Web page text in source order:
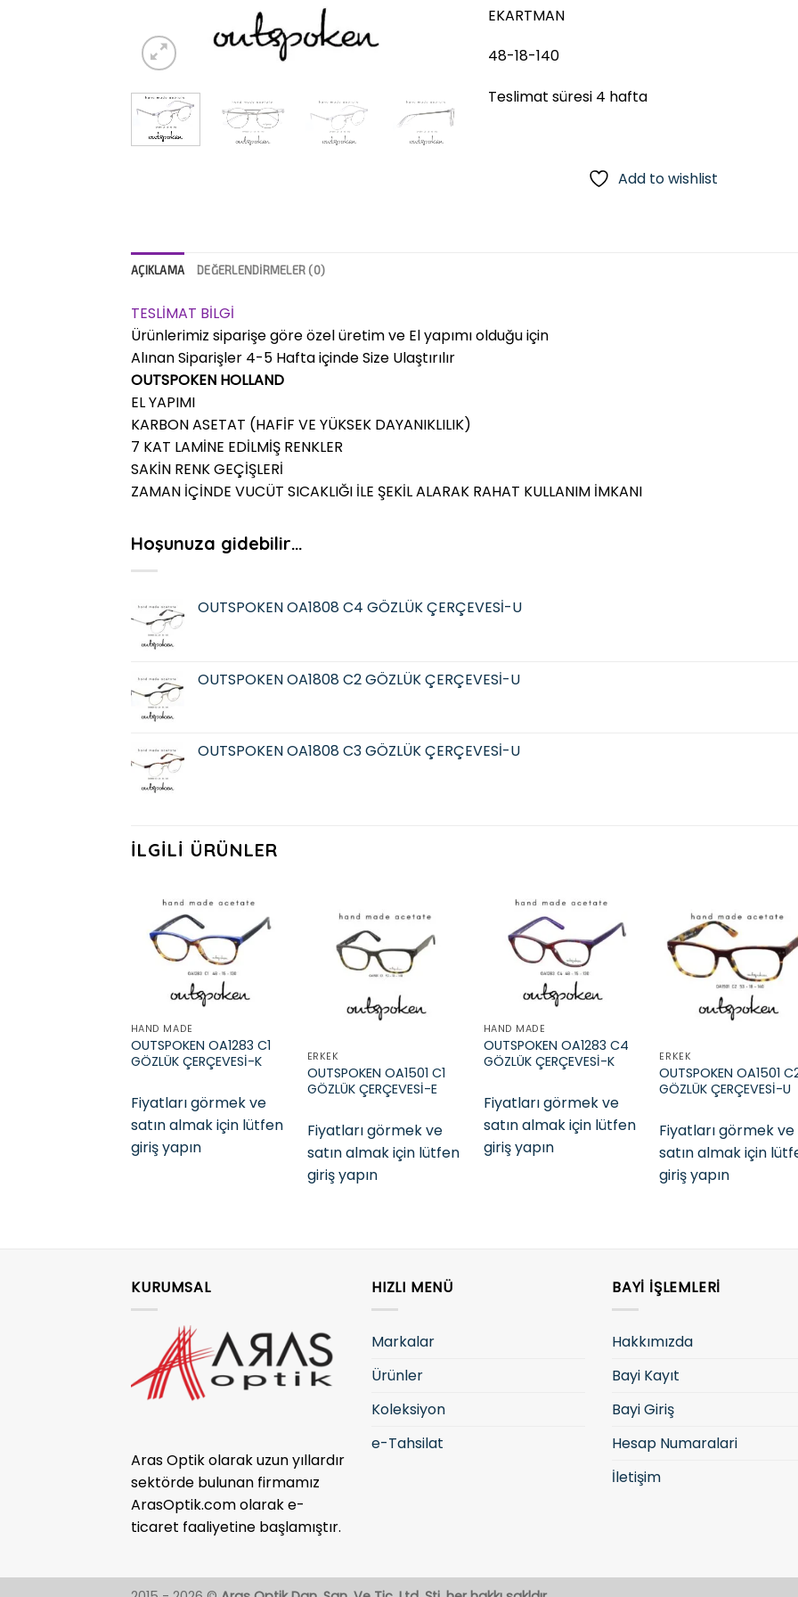
EKARTMAN
48-18-140
Teslimat süresi 4 hafta
Add to wishlist
AÇIKLAMA DEĞERLENDIRMELER (0)
TESLİMAT BİLGİ
Ürünlerimiz siparişe göre özel üretim ve El yapımı olduğu için
Alınan Siparişler 4-5 Hafta içinde Size Ulaştırılır
OUTSPOKEN HOLLAND
EL YAPIMI
KARBON ASETAT (HAFİF VE YÜKSEK DAYANIKLILIK)
7 KAT LAMİNE EDİLMİŞ RENKLER
SAKİN RENK GEÇİŞLERİ
ZAMAN İÇİNDE VUCÜT SICAKLIĞI İLE ŞEKİL ALARAK RAHAT KULLANIM İMKANI
Hoşunuza gidebilir…
OUTSPOKEN OA1808 C4 GÖZLÜK ÇERÇEVESİ-U
OUTSPOKEN OA1808 C2 GÖZLÜK ÇERÇEVESİ-U
OUTSPOKEN OA1808 C3 GÖZLÜK ÇERÇEVESİ-U
İLGILI ÜRÜNLER
HAND MADE
OUTSPOKEN OA1283 C1
GÖZLÜK ÇERÇEVESİ-K
Fiyatları görmek ve
satın almak için lütfen
giriş yapın
ERKEK
OUTSPOKEN OA1501 C1
GÖZLÜK ÇERÇEVESİ-E
Fiyatları görmek ve
satın almak için lütfen
giriş yapın
wishlist
HAND MADE
OUTSPOKEN OA1283 C4
GÖZLÜK ÇERÇEVESİ-K
Fiyatları görmek ve
satın almak için lütfen
giriş yapın
Add
ERKEK
OUTSPOKEN OA1501
GÖZLÜK ÇERÇEVESİ-U
Fiyatları görmek ve
satın almak için
giriş yapın
KURUMSAL
Aras Optik olarak uzun yıllardır
sektörde bulunan firmamız
ArasOptik.com olarak e-
ticaret faaliyetine başlamıştır.
HIZLI MENÜ
Markalar
Ürünler
Koleksiyon
e-Tahsilat
BAYI İŞLEMLERI
Hakkımızda
Bayi Kayıt
Bayi Giriş
Hesap Numaralari
İletişim